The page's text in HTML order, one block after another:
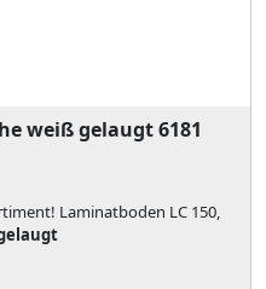
weiß gelaugt 6181
Laminatboden LC 150,